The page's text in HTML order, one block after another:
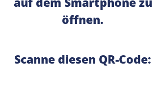
öffnen.
Scanne diesen QR-Code: